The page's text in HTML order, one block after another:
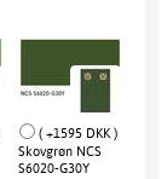
( +1595 DKK )
Skovgrøn NCS
S6020-G30Y